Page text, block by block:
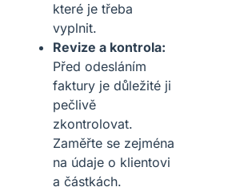
které je třeba
vyplnit.
Revize a kontrola:
Před odesláním
faktury je důležité ji
pečlivě
zkontrolovat.
Zaměřte se zejména
na údaje o klientovi
a částkách.